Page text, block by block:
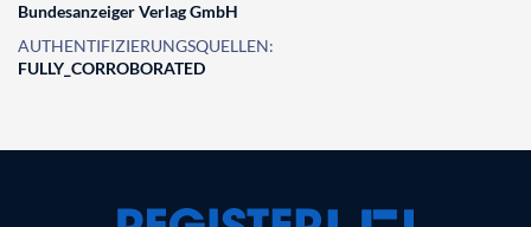
Bundesanzeiger Verlag GmbH
AUTHENTIFIZIERUNGSQUELLEN:
FULLY_CORROBORATED